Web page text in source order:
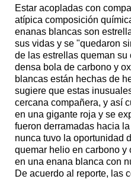
Estar acopladas con
atípica composición
enanas blancas son
sus vidas y se "quedaron
de las estrellas queman
densa bola de carbono y
blancas están hechas de
sugiere que estas
cercana compañera, y así
en una gigante roja y se
fueron derramadas hacia
nunca tuvo la oportunidad
quemar helio en carbono y
en una enana blanca con
De acuerdo al reporte, las